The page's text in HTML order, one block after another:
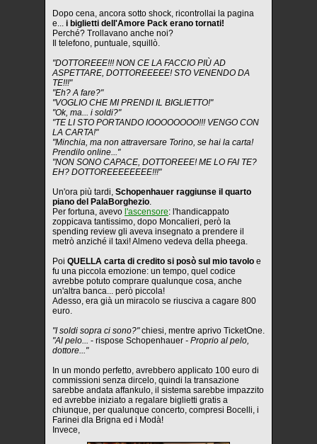
Dopo cena, ancora sotto shock, ricontrollai la pagina
e... i biglietti dell'Amore Pack erano tornati!
Perché? Trollavano anche noi?
Il telefono, puntuale, squillò.
"DOTTOREEE!!! NON CE LA FACCIO PIÙ AD
ASPETTARE, DOTTOREEEEE! STO VENENDO DA
TE!!!"
"Eh? A fare?"
"VOGLIO CHE MI PRENDI IL BIGLIETTO!"
"Ok, ma... i soldi?"
"TE LI STO PORTANDO IOOOOOOOO!!! VENGO CON
LA CARTA!"
"Minchia, ma non attraversare Torino, se hai la carta!
Prendilo online..."
"NON SONO CAPACE, DOTTOREEE! ME LO FAI TE?
EH? DOTTOREEEEEEEE!!!"
Un'ora più tardi, Schopenhauer raggiunse il quarto
piano del PalaBorghezio.
Per fortuna, avevo l'ascensore: l'handicappato
zoppicava tantissimo, dopo Moncalieri, però la
spending review gli aveva insegnato a prendere il
metrò anziché il taxi! Almeno vedeva della pheega.
Poi QUELLA carta di credito si posò sul mio tavolo e
fu una piccola emozione: un tempo, quel codice
avrebbe potuto comprare qualunque cosa, anche
un'altra banca... però piccola!
Adesso, era già un miracolo se riusciva a cagare 800
euro.
"I soldi sopra ci sono?"chiesi, mentre aprivo TicketOne.
"Al pelo... - rispose Schopenhauer - Proprio al pelo,
dottore..."
In un mondo perfetto, avrebbero applicato 100 euro di
commissioni senza dircelo, quindi la transazione
sarebbe andata affankulo, il sistema sarebbe impazzito
ed avrebbe iniziato a regalare biglietti gratis a
chiunque, per qualunque concerto, compresi Bocelli, i
Farinei dla Brigna ed i Modà!
Invece,